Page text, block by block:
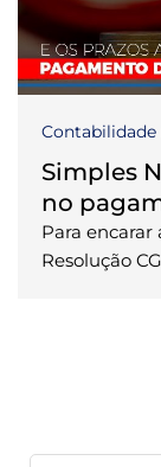
Contabilidade
Simples
no
Para encarar
Resolução